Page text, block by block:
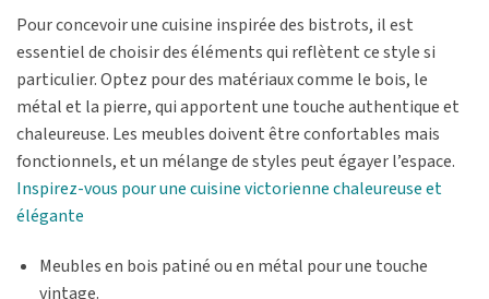
Pour concevoir une cuisine inspirée des bistrots, il est
essentiel de choisir des éléments qui reflètent ce style si
particulier. Optez pour des matériaux comme le bois, le
métal et la pierre, qui apportent une touche authentique et
chaleureuse. Les meubles doivent être confortables mais
fonctionnels, et un mélange de styles peut égayer l’espace.
Inspirez-vous pour une cuisine victorienne chaleureuse et
élégante
Meubles en bois patiné ou en métal pour une touche
vintage.